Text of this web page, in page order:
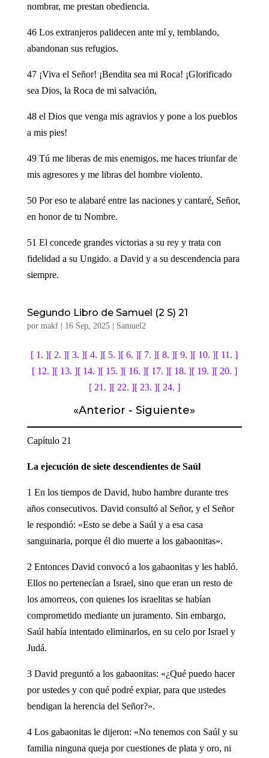
nombrar, me prestan obediencia.
46 Los extranjeros palidecen ante mí y, temblando,
abandonan sus refugios.
47 ¡Viva el Señor! ¡Bendita sea mi Roca! ¡Glorificado
sea Dios, la Roca de mi salvación,
48 el Dios que venga mis agravios y pone a los pueblos
a mis pies!
49 Tú me liberas de mis enemigos, me haces triunfar de
mis agresores y me libras del hombre violento.
50 Por eso te alabaré entre las naciones y cantaré, Señor,
en honor de tu Nombre.
51 El concede grandes victorias a su rey y trata con
fidelidad a su Ungido. a David y a su descendencia para
siempre.
Segundo Libro de Samuel (2 S) 21
por makf| 16 Sep, 2025| Samuel2
[ 1. ][ 2. ][ 3. ][ 4. ][ 5. ][ 6. ][ 7. ][ 8. ][ 9. ][ 10. ][ 11. ]
[ 12. ][ 13. ][ 14. ][ 15. ][ 16. ][ 17. ][ 18. ][ 19. ][ 20. ]
[ 21. ][ 22. ][ 23. ][ 24. ]
«Anterior -Siguiente»
Capítulo 21
La ejecución de siete descendientes de Saúl
1 En los tiempos de David, hubo hambre durante tres
años consecutivos. David consultó al Señor, y el Señor
le respondió: «Esto se debe a Saúl y a esa casa
sanguinaria, porque él dio muerte a los gabaonitas».
2 Entonces David convocó a los gabaonitas y les habló.
Ellos no pertenecían a Israel, sino que eran un resto de
los amorreos, con quienes los israelitas se habían
comprometido mediante un juramento. Sin embargo,
Saúl había intentado eliminarlos, en su celo por Israel y
Judá.
3 David preguntó a los gabaonitas: «¿Qué puedo hacer
por ustedes y con qué podré expiar, para que ustedes
bendigan la herencia del Señor?».
4 Los gabaonitas le dijeron: «No tenemos con Saúl y su
familia ninguna queja por cuestiones de plata y oro, ni